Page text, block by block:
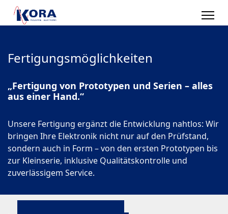
Fertigungsmöglichkeiten
„Fertigung von Prototypen und Serien – alles
aus einer Hand.“
Unsere Fertigung ergänzt die Entwicklung nahtlos: Wir
bringen Ihre Elektronik nicht nur auf den Prüfstand,
sondern auch in Form – von den ersten Prototypen bis
zur Kleinserie, inklusive Qualitätskontrolle und
zuverlässigem Service.